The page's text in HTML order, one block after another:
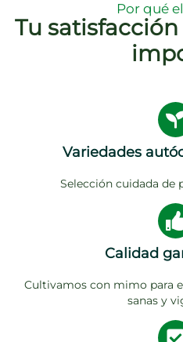
Por qué
Tu
Variedades
Selección cuidada de
Calidad
Cultivamos con mimo para
sanas y